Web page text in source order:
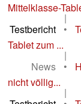
Mittelklasse-
|
Testbericht
•
Tablet zum ...
|
News
•
nicht völlig...
|